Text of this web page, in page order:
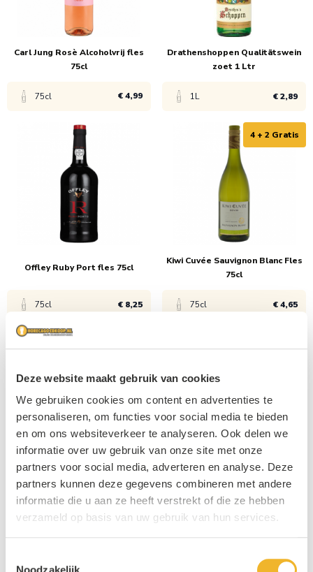
Deze website maakt gebruik van cookies
We gebruiken cookies om content en advertenties te
personaliseren, om functies voor social media te bieden
en om ons websiteverkeer te analyseren. Ook delen we
informatie over uw gebruik van onze site met onze
partners voor social media, adverteren en analyse. Deze
partners kunnen deze gegevens combineren met andere
informatie die u aan ze heeft verstrekt of die ze hebben
verzameld op basis van uw gebruik van hun services.
Noodzakelijk
Carl Jung Rosè Alcoholvrij fles
75cl
75cl € 4,99
Bekijk product
€ 4,99
Drathenshoppen Qualitätswein
zoet 1 Ltr
1L € 2,89
Bekijk product
€ 4,30
€ 3,30
456x € 2,89
Offley Ruby Port fles 75cl
75cl € 8,25
1x € 8,75
4 + 2 Gratis
Kiwi Cuvée Sauvignon Blanc Fles
75cl
75cl € 4,65
1x € 6,99
6x € 4,65
Prosecco Moscato Spumante
fles 75cl
Förster Spätlese Rieslingen fles
75cl